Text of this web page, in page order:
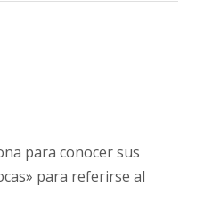
para conocer sus
para referirse al